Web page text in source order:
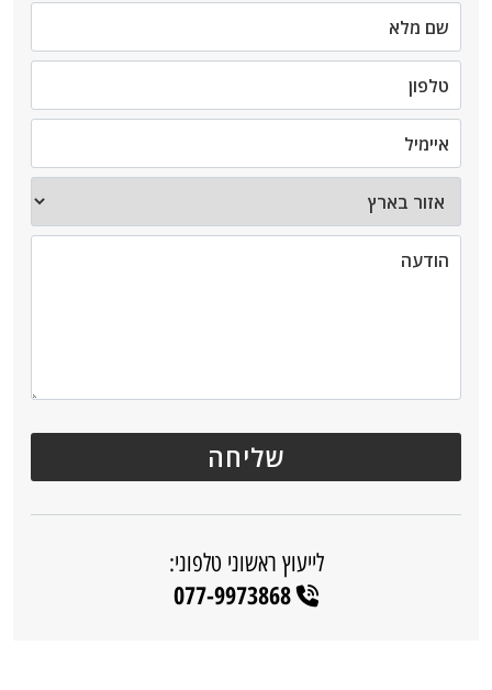
לייעוץ ראשוני טלפוני:
077-9973868